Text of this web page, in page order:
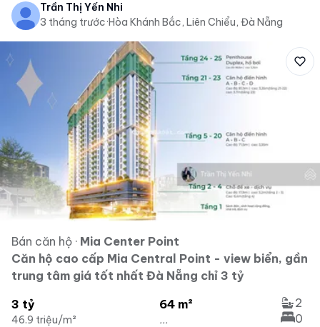
Trần Thị Yến Nhi
3 tháng trước·Hòa Khánh Bắc, Liên Chiểu, Đà Nẵng
Bán căn hộ · Mia Center Point
Căn hộ cao cấp Mia Central Point - view biển, gần
trung tâm giá tốt nhất Đà Nẵng chỉ 3 tỷ
3 tỷ
46.9 triệu/m²
64 m²
...
2
0